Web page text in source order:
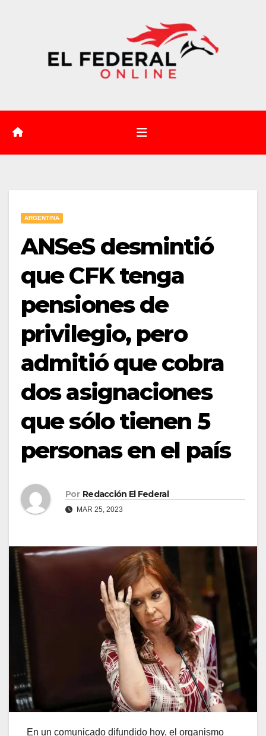
ARGENTINA
ANSeS desmintió
que CFK tenga
pensiones de
privilegio, pero
admitió que cobra
dos asignaciones
que sólo tienen 5
personas en el país
Por Redacción El Federal
MAR 25, 2023
En un comunicado difundido hoy, el organismo